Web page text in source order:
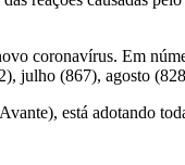
coronavírus. Em
julho (867), agosto
está adotando